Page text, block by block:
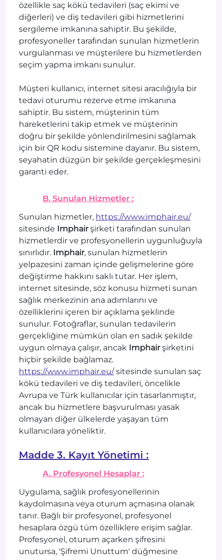
özellikle saç kökü tedavileri (saç ekimi ve
diğerleri) ve diş tedavileri gibi hizmetlerini
sergileme imkanına sahiptir. Bu şekilde,
profesyoneller tarafından sunulan hizmetlerin
vurgulanması ve müşterilere bu hizmetlerden
seçim yapma imkanı sunulur.
Müşteri kullanıcı, internet sitesi aracılığıyla bir
tedavi oturumu rezerve etme imkanına
sahiptir. Bu sistem, müşterinin tüm
hareketlerini takip etmek ve müşterinin
doğru bir şekilde yönlendirilmesini sağlamak
için bir QR kodu sistemine dayanır. Bu sistem,
seyahatin düzgün bir şekilde gerçekleşmesini
garanti eder.
B. Sunulan Hizmetler :
Sunulan hizmetler, https://www.imphair.eu/
sitesinde Imphairşirketi tarafından sunulan
hizmetlerdir ve profesyonellerin uygunluğuyla
sınırlıdır. Imphair, sunulan hizmetlerin
yelpazesini zaman içinde gelişmelerine göre
değiştirme hakkını saklı tutar. Her işlem,
internet sitesinde, söz konusu hizmeti sunan
sağlık merkezinin ana adımlarını ve
özelliklerini içeren bir açıklama şeklinde
sunulur. Fotoğraflar, sunulan tedavilerin
gerçekliğine mümkün olan en sadık şekilde
uygun olmaya çalışır, ancak Imphairşirketini
hiçbir şekilde bağlamaz.
https://www.imphair.eu/sitesinde sunulan saç
kökü tedavileri ve diş tedavileri, öncelikle
Avrupa ve Türk kullanıcılar için tasarlanmıştır,
ancak bu hizmetlere başvurulması yasak
olmayan diğer ülkelerde yaşayan tüm
kullanıcılara yöneliktir.
Madde 3. Kayıt Yönetimi :
A. Profesyonel Hesaplar :
Uygulama, sağlık profesyonellerinin
kaydolmasına veya oturum açmasına olanak
tanır. Bağlı bir profesyonel, profesyonel
hesaplara özgü tüm özelliklere erişim sağlar.
Profesyonel, oturum açarken şifresini
unutursa, 'Şifremi Unuttum' düğmesine